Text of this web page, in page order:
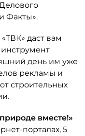
Факты».
даст вам
инструмент
день им уже
рекламы и
строительных
вместе!»
порталах, 5